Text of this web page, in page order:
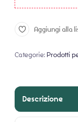
Aggiungi alla
Categorie: Prodotti
Descrizione